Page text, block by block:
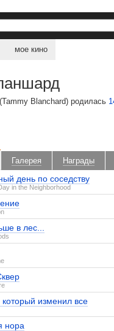
мое кино
Blanchard) родилась
Галерея Награды
день по соседству
in the Neighborhood
в лес...
который изменил все
нора